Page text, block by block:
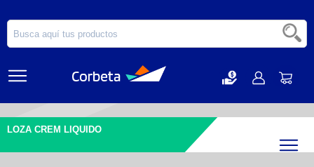
LOZA CREM LIQUIDO